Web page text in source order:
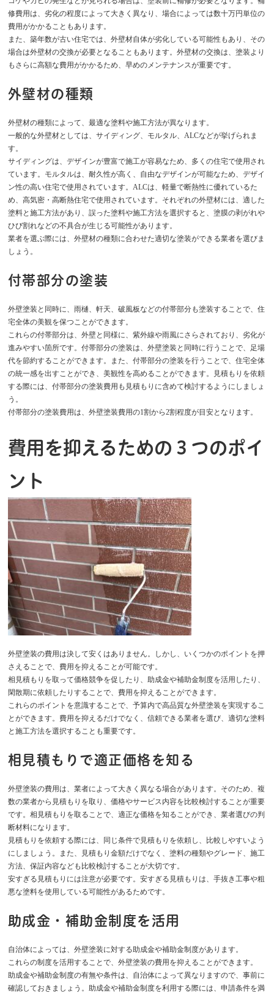
修費用は、劣化の程度によって大きく異なり、場合によっては数十万円単位の
費用がかかることもあります。
また、築年数が古い住宅では、外壁材自体が劣化している可能性もあり、その
場合は外壁材の交換が必要となることもあります。外壁材の交換は、塗装より
もさらに高額な費用がかかるため、早めのメンテナンスが重要です。
外壁材の種類
外壁材の種類によって、最適な塗料や施工方法が異なります。
一般的な外壁材としては、サイディング、モルタル、ALCなどが挙げられま
す。
サイディングは、デザインが豊富で施工が容易なため、多くの住宅で使用され
ています。モルタルは、耐久性が高く、自由なデザインが可能なため、デザイ
ン性の高い住宅で使用されています。ALCは、軽量で断熱性に優れているた
め、高気密・高断熱住宅で使用されています。それぞれの外壁材には、適した
塗料と施工方法があり、誤った塗料や施工方法を選択すると、塗膜の剥がれや
ひび割れなどの不具合が生じる可能性があります。
業者を選ぶ際には、外壁材の種類に合わせた適切な塗装ができる業者を選びま
しょう。
付帯部分の塗装
外壁塗装と同時に、雨樋、軒天、破風板などの付帯部分も塗装することで、住
宅全体の美観を保つことができます。
これらの付帯部分は、外壁と同様に、紫外線や雨風にさらされており、劣化が
進みやすい箇所です。付帯部分の塗装は、外壁塗装と同時に行うことで、足場
代を節約することができます。また、付帯部分の塗装を行うことで、住宅全体
の統一感を出すことができ、美観性を高めることができます。見積もりを依頼
する際には、付帯部分の塗装費用も見積もりに含めて検討するようにしましょ
う。
付帯部分の塗装費用は、外壁塗装費用の1割から2割程度が目安となります。
費用を抑えるための３つのポイ
ント
外壁塗装の費用は決して安くはありません。しかし、いくつかのポイントを押
さえることで、費用を抑えることが可能です。
相見積もりを取って価格競争を促したり、助成金や補助金制度を活用したり、
閑散期に依頼したりすることで、費用を抑えることができます。
これらのポイントを意識することで、予算内で高品質な外壁塗装を実現するこ
とができます。費用を抑えるだけでなく、信頼できる業者を選び、適切な塗料
と施工方法を選択することも重要です。
相見積もりで適正価格を知る
外壁塗装の費用は、業者によって大きく異なる場合があります。そのため、複
数の業者から見積もりを取り、価格やサービス内容を比較検討することが重要
です。相見積もりを取ることで、適正な価格を知ることができ、業者選びの判
断材料になります。
見積もりを依頼する際には、同じ条件で見積もりを依頼し、比較しやすいよう
にしましょう。また、見積もり金額だけでなく、塗料の種類やグレード、施工
方法、保証内容なども比較検討することが大切です。
安すぎる見積もりには注意が必要です。安すぎる見積もりは、手抜き工事や粗
悪な塗料を使用している可能性があるためです。
助成金・補助金制度を活用
自治体によっては、外壁塗装に対する助成金や補助金制度があります。
これらの制度を活用することで、外壁塗装の費用を抑えることができます。
助成金や補助金制度の有無や条件は、自治体によって異なりますので、事前に
確認しておきましょう。助成金や補助金制度を利用する際には、申請条件を満